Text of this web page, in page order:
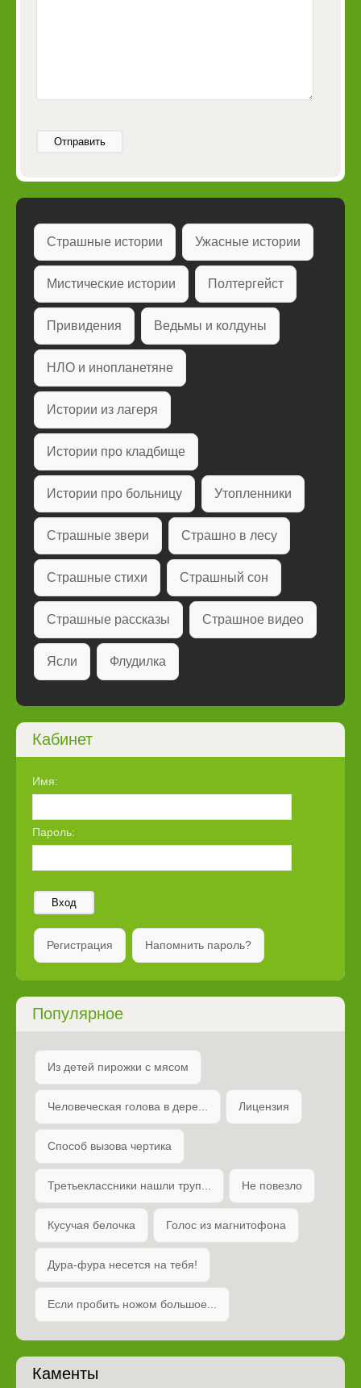
Отправить
Страшные истории Ужасные истории
Мистические истории Полтергейст
Привидения Ведьмы и колдуны
НЛО и инопланетяне
Истории из лагеря
Истории про кладбище
Истории про больницу Утопленники
Страшные звери Страшно в лесу
Страшные стихи Страшный сон
Страшные рассказы Страшное видео
Ясли Флудилка
Кабинет
Имя:
Пароль:
Вход
Регистрация Напомнить пароль?
Популярное
Из детей пирожки с мясом
Человеческая голова в дере... Лицензия
Способ вызова чертика
Третьеклассники нашли труп... Не повезло
Кусучая белочка Голос из магнитофона
Дура-фура несется на тебя!
Если пробить ножом большое...
Каменты